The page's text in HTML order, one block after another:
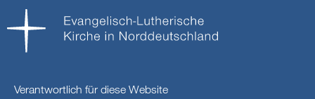
Verantwortlich für diese Website